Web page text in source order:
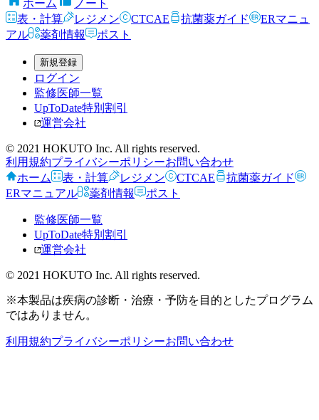
ホーム
ノート
表・計算
レジメン CTCAE 抗菌薬ガイド
ERマニュ
アル
薬剤情報 ポスト
新規登録
ログイン
監修医師一覧
UpToDate特別割引
運営会社
© 2021 HOKUTO Inc. All rights reserved.
利用規約プライバシーポリシーお問い合わせ
ホーム
表・計算 レジメン CTCAE
抗菌薬ガイド
ERマニュアル
薬剤情報 ポスト
監修医師一覧
UpToDate特別割引
運営会社
© 2021 HOKUTO Inc. All rights reserved.
※本製品は疾病の診断・治療・予防を目的としたプログラム
ではありません。
利用規約プライバシーポリシーお問い合わせ